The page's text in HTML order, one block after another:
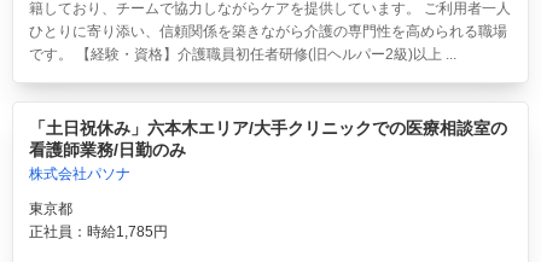
籍しており、チームで協力しながらケアを提供しています。 ご利用者一人
ひとりに寄り添い、信頼関係を築きながら介護の専門性を高められる職場
です。 【経験・資格】介護職員初任者研修(旧ヘルパー2級)以上 ...
「土日祝休み」六本木エリア/大手クリニックでの医療相談室の
看護師業務/日勤のみ
株式会社パソナ
東京都
正社員：時給1,785円